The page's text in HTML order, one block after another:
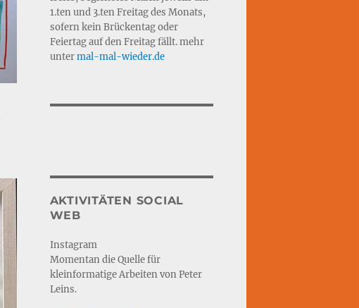
1.ten und 3.ten Freitag des Monats,
sofern kein Brückentag oder
Feiertag auf den Freitag fällt. mehr
untermal-mal-wieder.de
AKTIVITÄTEN SOCIAL
WEB
Instagram
Momentan die Quelle für
kleinformatige Arbeiten von Peter
Leins.